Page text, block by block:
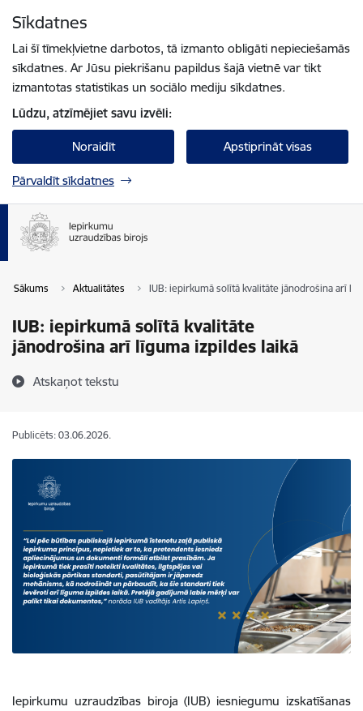
Sīkdatnes
Lai šī tīmekļvietne darbotos, tā izmanto obligāti nepieciešamās
sīkdatnes. Ar Jūsu piekrišanu papildus šajā vietnē var tikt
izmantotas statistikas un sociālo mediju sīkdatnes.
Lūdzu, atzīmējiet savu izvēli:
Noraidīt Apstiprināt visas
Pārvaldīt sīkdatnes
Sākums Aktualitātes IUB: iepirkumā solītā kvalitāte jānodrošina arī
IUB: iepirkumā solītā kvalitāte
jānodrošina arī līguma izpildes laikā
Atskaņot tekstu
Publicēts: 03.06.2026.
Iepirkumu uzraudzības biroja (IUB) iesniegumu izskatīšanas